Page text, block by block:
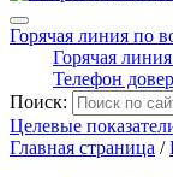
Горячая линия по
Горячая
Телефон
Поиск:
Целевые
Главная страница /